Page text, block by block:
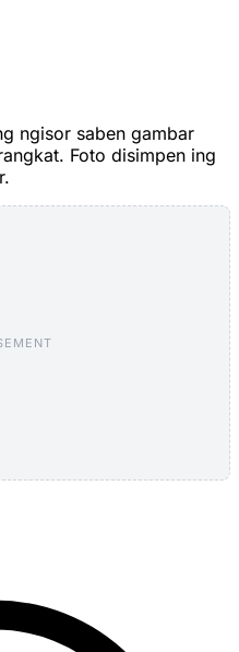
ngisor saben gambar
Foto disimpen ing